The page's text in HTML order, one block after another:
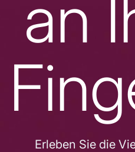
an
Erleben Sie die